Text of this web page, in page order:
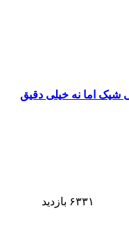
شیک اما نه خیلی دقیق
۶۳۳۱ بازدید